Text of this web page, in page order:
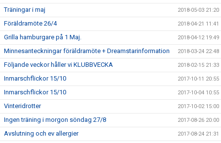
Träningar i maj 2018-05-03 21:20
Föräldramöte 26/4 2018-04-21 11:41
Grilla hamburgare på 1 Maj. 2018-04-12 19:49
Minnesanteckningar föräldramöte + Dreamstarinformation 2018-03-24 22:48
Följande veckor håller vi KLUBBVECKA 2018-02-15 21:33
Inmarschflickor 15/10 2017-10-11 20:55
Inmarschflickor 15/10 2017-10-04 10:55
Vinteridrotter 2017-10-02 15:00
Ingen träning i morgon söndag 27/8 2017-08-26 20:00
Avslutning och ev allergier 2017-08-24 21:31